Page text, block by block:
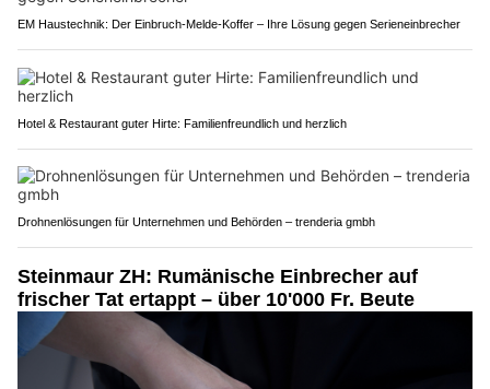
EM Haustechnik: Der Einbruch-Melde-Koffer – Ihre Lösung gegen Serieneinbrecher
Hotel & Restaurant guter Hirte: Familienfreundlich und herzlich
Drohnenlösungen für Unternehmen und Behörden – trenderia gmbh
Steinmaur ZH: Rumänische Einbrecher auf
frischer Tat ertappt – über 10'000 Fr. Beute